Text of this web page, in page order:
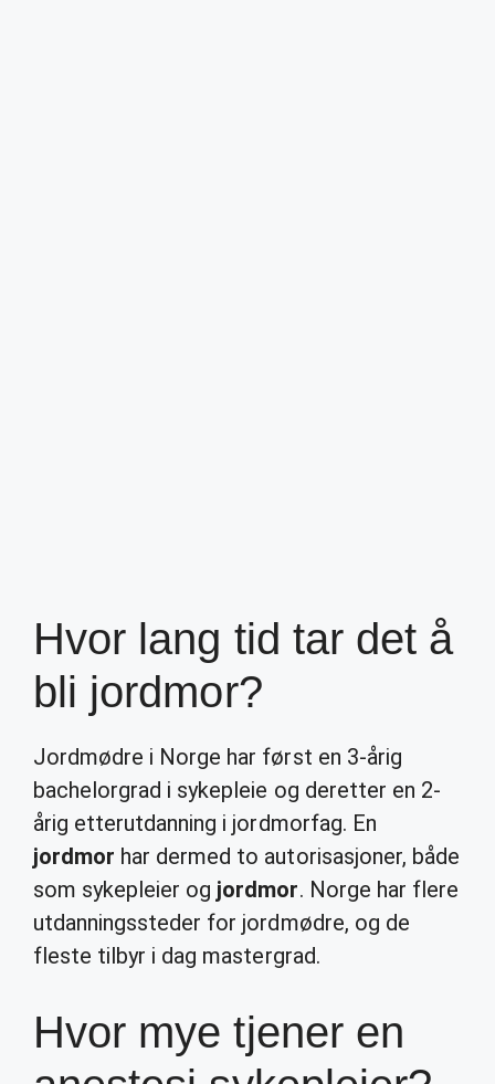
Hvor lang tid tar det å
bli jordmor?
Jordmødre i Norge har først en 3-årig
bachelorgrad i sykepleie og deretter en 2-
årig etterutdanning i jordmorfag. En
jordmor har dermed to autorisasjoner, både
som sykepleier og jordmor. Norge har flere
utdanningssteder for jordmødre, og de
fleste tilbyr i dag mastergrad.
Hvor mye tjener en